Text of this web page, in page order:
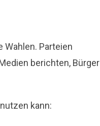
Parteien
berichten, Bürger
kann: